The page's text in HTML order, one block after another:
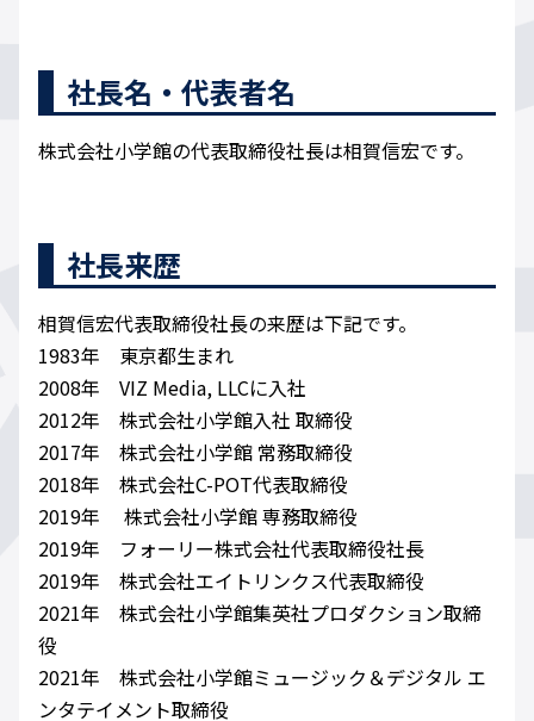
社長名・代表者名
株式会社小学館の代表取締役社長は相賀信宏です。
社長来歴
相賀信宏代表取締役社長の来歴は下記です。
1983年 東京都生まれ
2008年 VIZ Media, LLCに入社
2012年 株式会社小学館入社 取締役
2017年 株式会社小学館 常務取締役
2018年 株式会社C-POT代表取締役
2019年 株式会社小学館 専務取締役
2019年 フォーリー株式会社代表取締役社長
2019年 株式会社エイトリンクス代表取締役
2021年 株式会社小学館集英社プロダクション取締
役
2021年 株式会社小学館ミュージック＆デジタル エ
ンタテイメント取締役